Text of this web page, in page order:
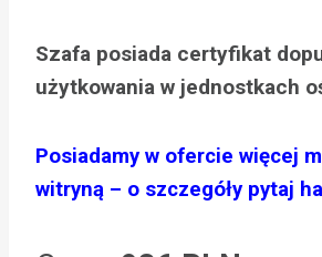
Szafa posiada certyfikat
użytkowania w jednostkach
Posiadamy w ofercie więcej
witryną – o szczegóły pytaj